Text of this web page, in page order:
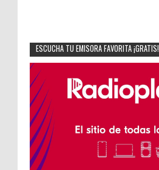
ESCUCHA TU EMISORA FAVORITA ¡GRATIS!